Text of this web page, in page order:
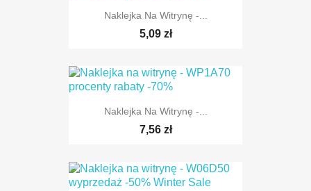
Naklejka Na Witrynę -...
5,09 zł
Naklejka Na Witrynę -...
7,56 zł